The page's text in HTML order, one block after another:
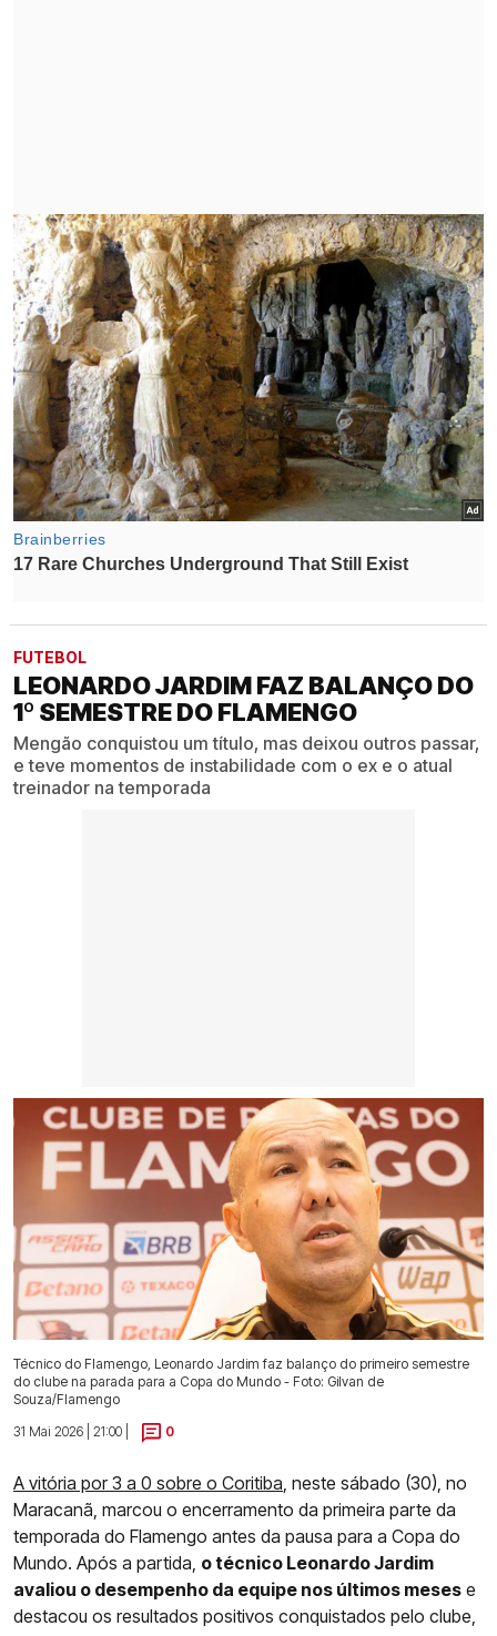
FUTEBOL
LEONARDO JARDIM FAZ BALANÇO DO
1º SEMESTRE DO FLAMENGO
Mengão conquistou um título, mas deixou outros passar,
e teve momentos de instabilidade com o ex e o atual
treinador na temporada
Técnico do Flamengo, Leonardo Jardim faz balanço do primeiro semestre
do clube na parada para a Copa do Mundo - Foto: Gilvan de
Souza/Flamengo
31 Mai 2026 | 21:00 |
0
A vitória por 3 a 0 sobre o Coritiba , neste sábado (30), no
Maracanã, marcou o encerramento da primeira parte da
temporada do Flamengo antes da pausa para a Copa do
Mundo. Após a partida, o técnico Leonardo Jardim
avaliou o desempenho da equipe nos últimos meses e
destacou os resultados positivos conquistados pelo clube,